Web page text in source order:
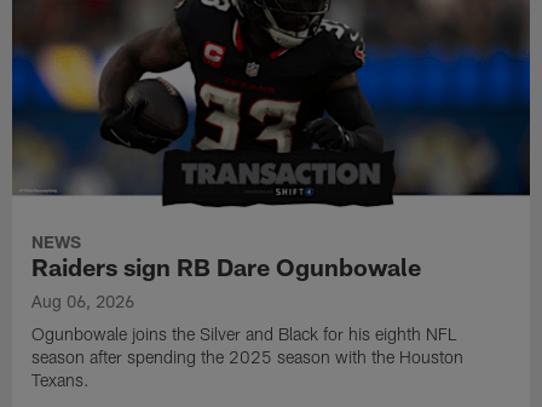
NEWS
Raiders sign RB Dare Ogunbowale
Aug 06, 2026
Ogunbowale joins the Silver and Black for his eighth NFL
season after spending the 2025 season with the Houston
Texans.